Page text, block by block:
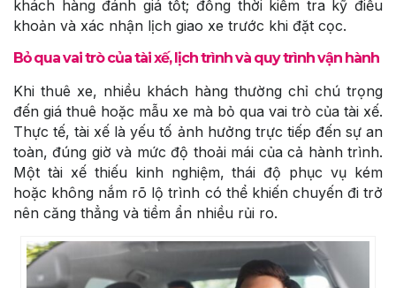
khách hàng đánh giá tốt; đồng thời kiểm tra kỹ điều
khoản và xác nhận lịch giao xe trước khi đặt cọc.
Bỏ qua vai trò của tài xế, lịch trình và quy trình vận hành
Khi thuê xe, nhiều khách hàng thường chỉ chú trọng
đến giá thuê hoặc mẫu xe mà bỏ qua vai trò của tài xế.
Thực tế, tài xế là yếu tố ảnh hưởng trực tiếp đến sự an
toàn, đúng giờ và mức độ thoải mái của cả hành trình.
Một tài xế thiếu kinh nghiệm, thái độ phục vụ kém
hoặc không nắm rõ lộ trình có thể khiến chuyến đi trở
nên căng thẳng và tiềm ẩn nhiều rủi ro.